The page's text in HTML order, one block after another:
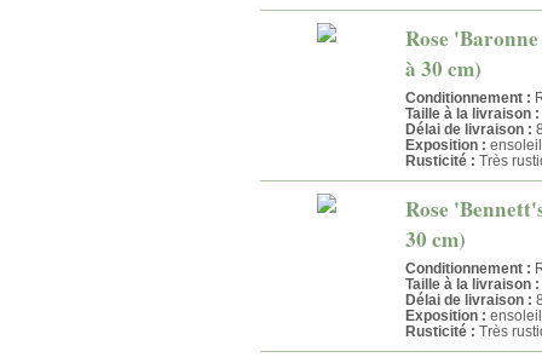
Rose
à 30 cm)
Conditionnement :
Taille à la livraison :
Délai de livraison :
Exposition :
Rusticité : Très
Rose
30 cm)
Conditionnement :
Taille à la livraison :
Délai de livraison :
Exposition :
Rusticité : Très